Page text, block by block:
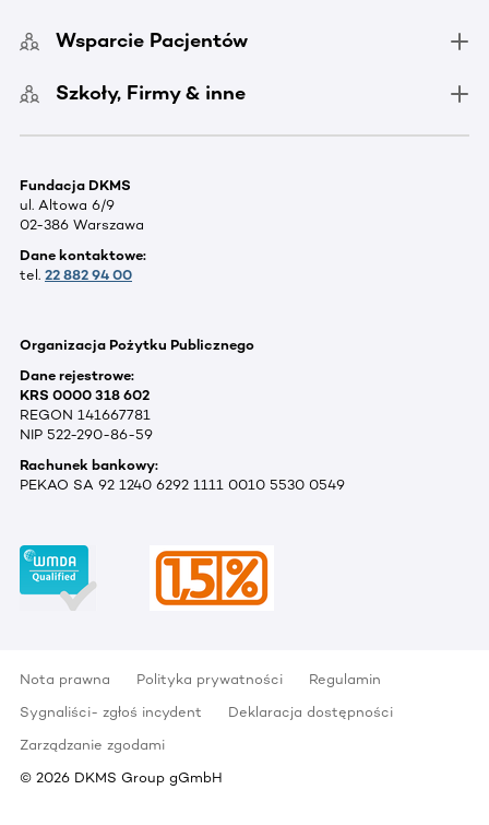
Wsparcie Pacjentów
Szkoły, Firmy & inne
Fundacja DKMS
ul. Altowa 6/9
02-386 Warszawa
Dane kontaktowe:
tel. 22 882 94 00
Organizacja Pożytku Publicznego
Dane rejestrowe:
KRS 0000 318 602
REGON 141667781
NIP 522-290-86-59
Rachunek bankowy:
PEKAO SA 92 1240 6292 1111 0010 5530 0549
Nota prawna Polityka prywatności
Regulamin
Sygnaliści- zgłoś incydent
Deklaracja dostępności
Zarządzanie zgodami
© 2026 DKMS Group gGmbH